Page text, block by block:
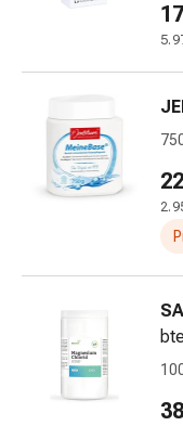
delle
ferite
Spray
Strisce
adesivi
delle
ferite